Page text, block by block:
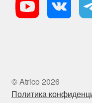
© Atrico 2026
Политика